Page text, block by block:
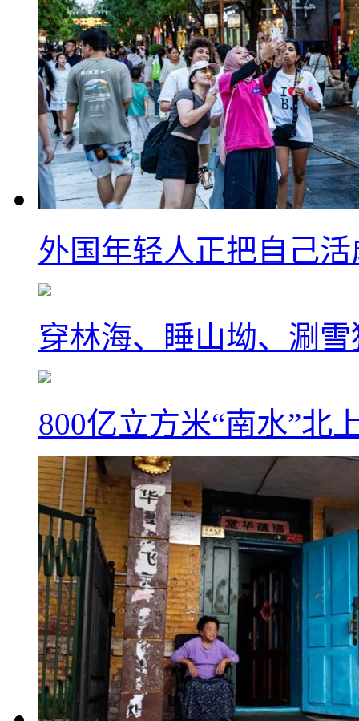
外国年轻人正把自己活
穿林海、睡山坳、涮
800亿立方米“南水”北